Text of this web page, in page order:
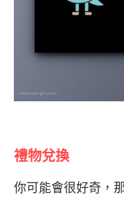
禮物兌換
你可能會很好奇，